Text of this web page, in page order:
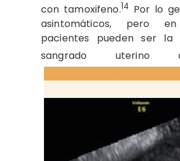
con tamoxifeno.14 Por lo
asintomáticos, pero
pacientes pueden ser la
sangrado uterino